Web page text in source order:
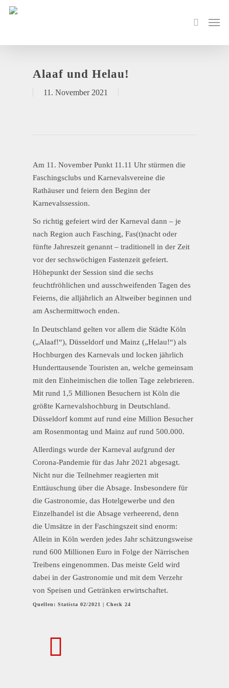
Alaaf und Helau!
11. November 2021
Am 11. November Punkt 11.11 Uhr stürmen die
Faschingsclubs und Karnevalsvereine die
Rathäuser und feiern den Beginn der
Karnevalssession.
So richtig gefeiert wird der Karneval dann – je
nach Region auch Fasching, Fas(t)nacht oder
fünfte Jahreszeit genannt – traditionell in der Zeit
vor der sechswöchigen Fastenzeit gefeiert.
Höhepunkt der Session sind die sechs
feuchtfröhlichen und ausschweifenden Tagen des
Feierns, die alljährlich an Altweiber beginnen und
am Aschermittwoch enden.
In Deutschland gelten vor allem die Städte Köln
(„Alaaf!“), Düsseldorf und Mainz („Helau!“) als
Hochburgen des Karnevals und locken jährlich
Hunderttausende Touristen an, welche gemeinsam
mit den Einheimischen die tollen Tage zelebrieren.
Mit rund 1,5 Millionen Besuchern ist Köln die
größte Karnevalshochburg in Deutschland.
Düsseldorf kommt auf rund eine Million Besucher
am Rosenmontag und Mainz auf rund 500.000.
Allerdings wurde der Karneval aufgrund der
Corona-Pandemie für das Jahr 2021 abgesagt.
Nicht nur die Teilnehmer reagierten mit
Enttäuschung über die Absage. Insbesondere für
die Gastronomie, das Hotelgewerbe und den
Einzelhandel ist die Absage verheerend, denn
die Umsätze in der Faschingszeit sind enorm:
Allein in Köln werden jedes Jahr schätzungsweise
rund 600 Millionen Euro in Folge der Närrischen
Treibens eingenommen. Das meiste Geld wird
dabei in der Gastronomie und mit dem Verzehr
von Speisen und Getränken erwirtschaftet.
Quellen: Statista 02/2021 | Check 24